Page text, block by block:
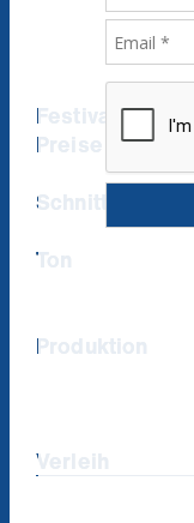
Festivals &
Preise
Schnitt
Ton
Produktion
Verleih